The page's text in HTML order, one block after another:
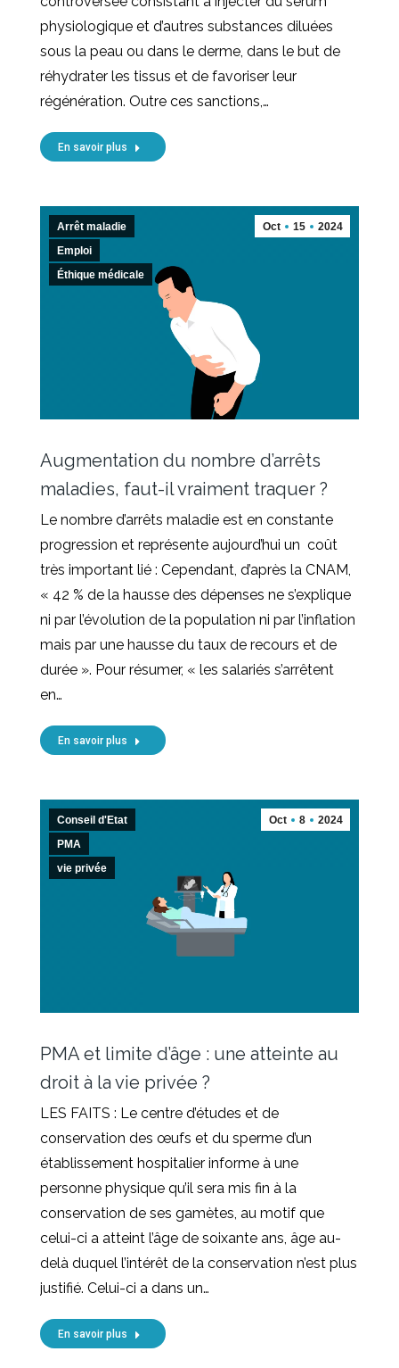
physiologique et d’autres substances diluées
sous la peau ou dans le derme, dans le but de
réhydrater les tissus et de favoriser leur
régénération. Outre ces sanctions,…
En savoir plus
Oct 15 2024
Arrêt maladie
Emploi
Éthique médicale
Augmentation du nombre d’arrêts
maladies, faut-il vraiment traquer ?
Le nombre d’arrêts maladie est en constante
progression et représente aujourd’hui un coût
très important lié : Cependant, d’après la CNAM,
« 42 % de la hausse des dépenses ne s’explique
ni par l’évolution de la population ni par l’inflation
mais par une hausse du taux de recours et de
durée ». Pour résumer, « les salariés s’arrêtent
en…
En savoir plus
Oct 8 2024
Conseil d'Etat
PMA
vie privée
PMA et limite d’âge : une atteinte au
droit à la vie privée ?
LES FAITS : Le centre d’études et de
conservation des œufs et du sperme d’un
établissement hospitalier informe à une
personne physique qu’il sera mis fin à la
conservation de ses gamètes, au motif que
celui-ci a atteint l’âge de soixante ans, âge au-
delà duquel l’intérêt de la conservation n’est plus
justifié. Celui-ci a dans un…
En savoir plus